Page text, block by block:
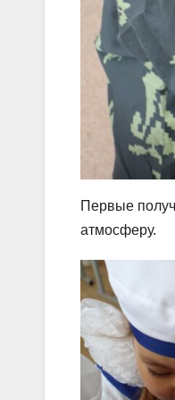
Первые
атмосферу.